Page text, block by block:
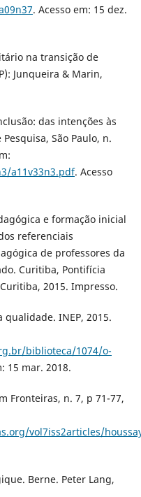
. Acesso em: 15 dez.
na transição de
Junqueira & Marin,
das intenções às
São Paulo, n.
a11v33n3.pdf. Acesso
e formação inicial
referenciais
de professores da
Curitiba, Pontifícia
2015. Impresso.
qualidade. INEP, 2015.
biblioteca/1074/o-
15 mar. 2018.
Fronteiras, n. 7, p 71-77,
vol7iss2articles/
Berne. Peter Lang,